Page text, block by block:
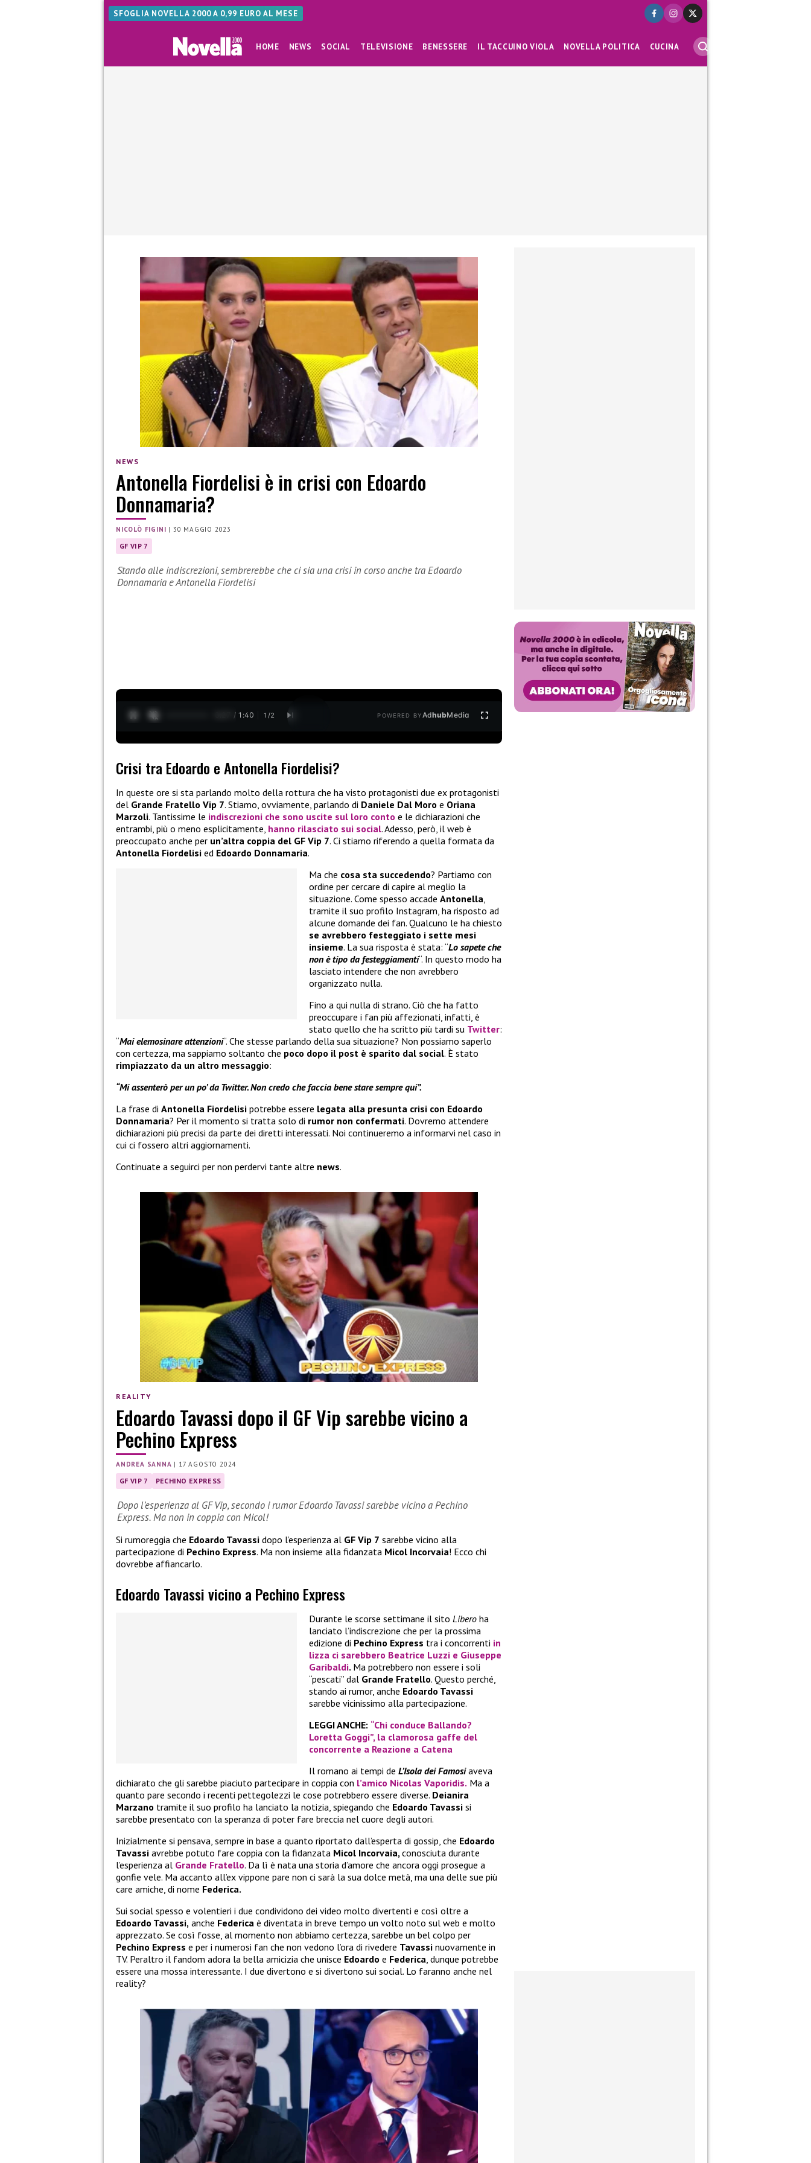
SFOGLIA NOVELLA 2000 A 0,99 EURO AL MESE
HOME NEWS SOCIAL TELEVISIONE BENESSERE IL TACCUINO VIOLA NOVELLA POLITICA CUCINA
NEWS
Antonella Fiordelisi è in crisi con Edoardo
Donnamaria?
NICOLÒ FIGINI | 30 MAGGIO 2023
GF VIP 7
Stando alle indiscrezioni, sembrerebbe che ci sia una crisi in corso anche tra Edoardo
Donnamaria e Antonella Fiordelisi
0:28 / 1:40 1 /2 POWERED BYAdhubMedia
Crisi tra Edoardo e Antonella Fiordelisi?
In queste ore si sta parlando molto della rottura che ha visto protagonisti due ex protagonisti
del Grande Fratello Vip 7. Stiamo, ovviamente, parlando di Daniele Dal Moro e Oriana
Marzoli. Tantissime le indiscrezioni che sono uscite sul loro conto e le dichiarazioni che
entrambi, più o meno esplicitamente, hanno rilasciato sui social. Adesso, però, il web è
preoccupato anche per un’altra coppia del GF Vip 7. Ci stiamo riferendo a quella formata da
Antonella Fiordelisi ed Edoardo Donnamaria.
Ma che cosa sta succedendo? Partiamo con
ordine per cercare di capire al meglio la
situazione. Come spesso accade Antonella,
tramite il suo profilo Instagram, ha risposto ad
alcune domande dei fan. Qualcuno le ha chiesto
se avrebbero festeggiato i sette mesi
insieme. La sua risposta è stata: “Lo sapete che
non è tipo da festeggiamenti“. In questo modo ha
lasciato intendere che non avrebbero
organizzato nulla.
Fino a qui nulla di strano. Ciò che ha fatto
preoccupare i fan più affezionati, infatti, è
stato quello che ha scritto più tardi su Twitter:
“Mai elemosinare attenzioni“. Che stesse parlando della sua situazione? Non possiamo saperlo
con certezza, ma sappiamo soltanto che poco dopo il post è sparito dal social. È stato
rimpiazzato da un altro messaggio:
“Mi assenterò per un po’ da Twitter. Non credo che faccia bene stare sempre qui”.
La frase di Antonella Fiordelisi potrebbe essere legata alla presunta crisi con Edoardo
Donnamaria? Per il momento si tratta solo di rumor non confermati. Dovremo attendere
dichiarazioni più precisi da parte dei diretti interessati. Noi continueremo a informarvi nel caso in
cui ci fossero altri aggiornamenti.
Continuate a seguirci per non perdervi tante altre news.
REALITY
Edoardo Tavassi dopo il GF Vip sarebbe vicino a
Pechino Express
ANDREA SANNA | 17 AGOSTO 2024
GF VIP 7 PECHINO EXPRESS
Dopo l’esperienza al GF Vip, secondo i rumor Edoardo Tavassi sarebbe vicino a Pechino
Express. Ma non in coppia con Micol!
Si rumoreggia che Edoardo Tavassi dopo l’esperienza al GF Vip 7 sarebbe vicino alla
partecipazione di Pechino Express. Ma non insieme alla fidanzata Micol Incorvaia! Ecco chi
dovrebbe affiancarlo.
Edoardo Tavassi vicino a Pechino Express
Durante le scorse settimane il sito Libero ha
lanciato l’indiscrezione che per la prossima
edizione di Pechino Express tra i concorrenti in
lizza ci sarebbero Beatrice Luzzi e Giuseppe
Garibaldi. Ma potrebbero non essere i soli
“pescati” dal Grande Fratello. Questo perché,
stando ai rumor, anche Edoardo Tavassi
sarebbe vicinissimo alla partecipazione.
LEGGI ANCHE: “Chi conduce Ballando?
Loretta Goggi”, la clamorosa gaffe del
concorrente a Reazione a Catena
Il romano ai tempi de L’Isola dei Famosiaveva
dichiarato che gli sarebbe piaciuto partecipare in coppia con l’amico Nicolas Vaporidis. Ma a
quanto pare secondo i recenti pettegolezzi le cose potrebbero essere diverse. Deianira
Marzano tramite il suo profilo ha lanciato la notizia, spiegando che Edoardo Tavassi si
sarebbe presentato con la speranza di poter fare breccia nel cuore degli autori.
Inizialmente si pensava, sempre in base a quanto riportato dall’esperta di gossip, che Edoardo
Tavassi avrebbe potuto fare coppia con la fidanzata Micol Incorvaia,conosciuta durante
l’esperienza al Grande Fratello. Da lì è nata una storia d’amore che ancora oggi prosegue a
gonfie vele. Ma accanto all’ex vippone pare non ci sarà la sua dolce metà, ma una delle sue più
care amiche, di nome Federica.
Sui social spesso e volentieri i due condividono dei video molto divertenti e così oltre a
Edoardo Tavassi, anche Federica è diventata in breve tempo un volto noto sul web e molto
apprezzato. Se così fosse, al momento non abbiamo certezza, sarebbe un bel colpo per
Pechino Express e per i numerosi fan che non vedono l’ora di rivedere Tavassi nuovamente in
TV. Peraltro il fandom adora la bella amicizia che unisce Edoardo e Federica, dunque potrebbe
essere una mossa interessante. I due divertono e si divertono sui social. Lo faranno anche nel
reality?